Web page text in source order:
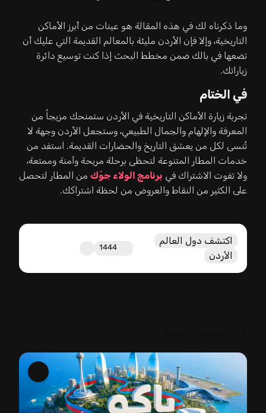
وما ذكرناه لك في هذه المقالة هو عينات من أبرز الأماكن
التاريخية، وإلا فإن الأردن مليئة بالمعالم القديمة التي عليك أن
تضعها في بالك ضمن مخطط البحث إذا كنت توسيع دائرة
زياراتك.
في الختام
تجربة زيارة الأماكن التاريخية في الأردن ستمنحك مزيجاً من
المعرفة والإلهام والجمال الطبيعي، وستجعل الأردن وجهة لا
تُنسى لكل من يعشق التاريخ والحضارات القديمة. استفد من
خدمات المطار المتنوعة لتحظى برحلة مريحة وآمنة وممتعة،
ولا تفوت الاشتراك في برنامج الولاء جوّك من المطار لتحصل
على الكثير من النقاط والعروض من لحظة اشتراكك.
اكتشف دول العالم
الأردن
1444